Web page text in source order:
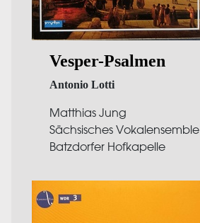
Vesper-Psalmen
Antonio Lotti
Matthias Jung
Sächsisches Vokalensemble
Batzdorfer Hofkapelle